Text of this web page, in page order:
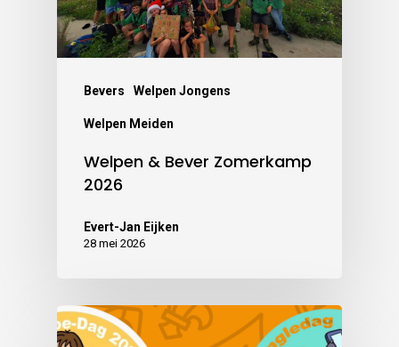
Bevers Welpen Jongens
Welpen Meiden
Welpen & Bever Zomerkamp
2026
Evert-Jan Eijken
28 mei 2026